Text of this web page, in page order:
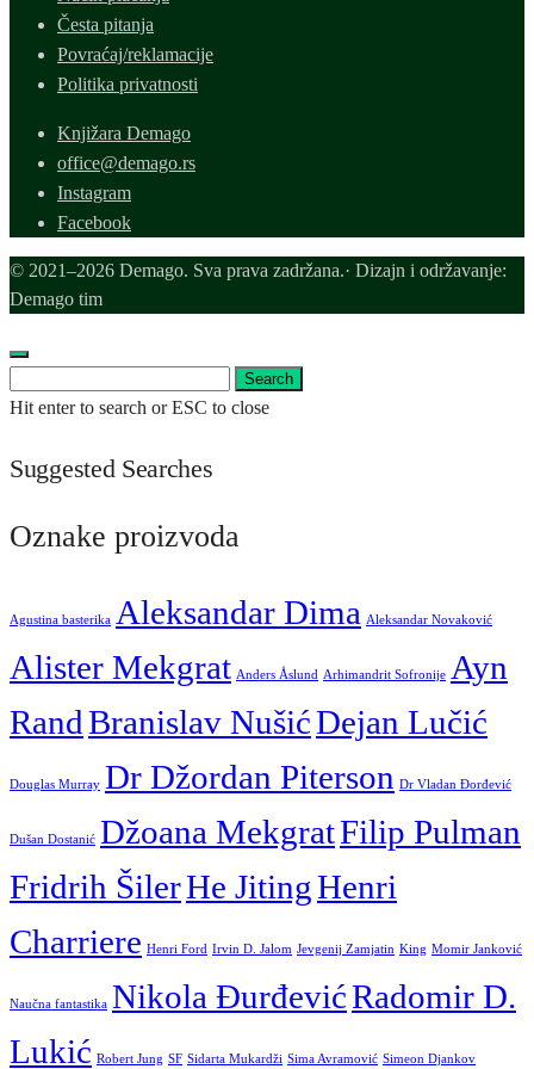
Česta pitanja
Povraćaj/reklamacije
Politika privatnosti
Knjižara Demago
office@demago.rs
Instagram
Facebook
© 2021–2026 Demago. Sva prava zadržana.· Dizajn i održavanje:
Demago tim
for:
Search
Hit enter to search or ESC to close
Suggested Searches
Oznake proizvoda
Agustina basterika Aleksandar Dima Aleksandar Novaković
Alister Mekgrat Anders Åslund Arhimandrit Sofronije Ayn
RandBranislav NušićDejan Lučić
Douglas Murray Dr Džordan Piterson Dr Vladan Đorđević
Dušan Dostanić Džoana MekgratFilip Pulman
Fridrih ŠilerHe JitingHenri
Charriere Henri Ford Irvin D. Jalom Jevgenij Zamjatin King Momir Janković
Naučna fantastika Nikola ĐurđevićRadomir D.
Lukić Robert Jung SF Sidarta Mukardži Sima Avramović Simeon Djankov